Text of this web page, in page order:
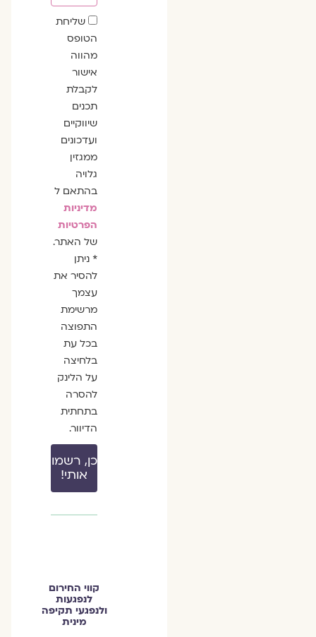
שדה
הסכמה
שליחת
הטופס
מהווה
אישור
לקבלת
תכנים
שיווקיים
ועדכונים
ממגזין
גלויה
בהתאם ל
מדיניות
הפרטיות
של האתר.
* ניתן
להסיר את
עצמך
מרשימת
התפוצה
בכל עת
בלחיצה
על הלינק
להסרה
בתחתית
הדיוור.
כן, רשמו
אותי!
קווי החירום
לנפגעות
ולנפגעי תקיפה
מינית